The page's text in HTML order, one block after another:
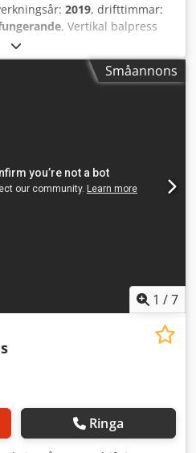
2019, drifttimmar:
, Vertikal balpress
2019 Tekniska data:
860 plus B Tillverkningsår:
60 t Drivkraft: 4 kW
mm Inmatningshöjd: 1129
x 780 mm Dcsdpfx Aszqr Rgef
papper, kartong Kommentar:
Vänligen observera: Alla
uppgifter. Vi tar
Småannons
1 /7
Ringa